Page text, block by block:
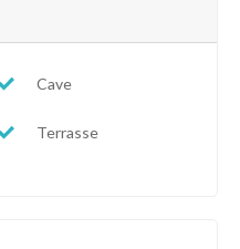
Cave
Terrasse